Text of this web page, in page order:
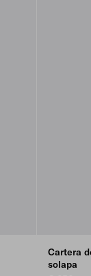
Cartera
solapa